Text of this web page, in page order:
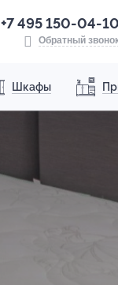
+7 495 150-04-10
Обратный
Шкафы